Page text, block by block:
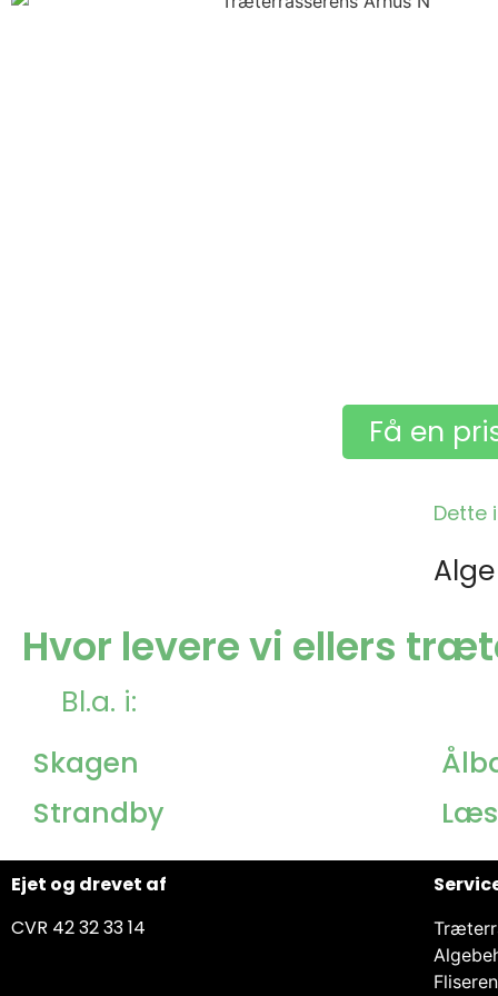
Få en
Dette
Hvor levere vi ellers
Bl.a. i:
Skagen
Strandby
Ejet og drevet af
CVR 42 32 33 14